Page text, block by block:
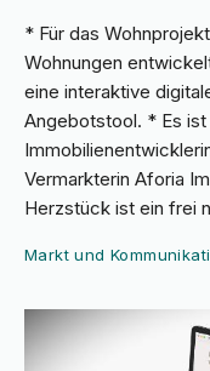
* Für das
Wohnungen
eine interaktive
Angebotstool. * Es
Vermarkterin Aforia
Herzstück ist ein frei
Markt und